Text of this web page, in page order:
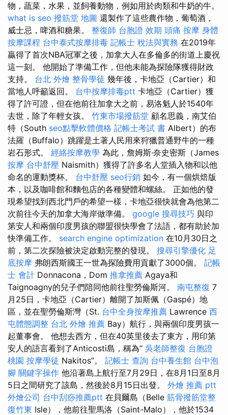
物，蔬菜，水果，並飼養動物，例如用於肉類和牛奶的牛。
what is seo 撥筋堂 地圖 還製作了這些農作物，葡萄酒，
威士忌，啤酒和糖果。 整復師 台胞證 效期 頭痛 按摩 身體
按摩課程 台中泰式按摩排毒 記帳士 稅法與實務 在2019年
贏得了首次NBA冠軍之後，加拿大人在多倫多的街道上慶祝
這一刻。 他開始了準備工作，但他未能為探險隊獲得財政
支持。 台北 外燴 整骨學徒 幾年後，卡地亞（Cartier）和
當地人呼籲返回。 台中按摩排毒ptt 卡地亞（Cartier）獲
得了許可證，但在他前往加拿大之前，易洛魁人於1540年
去世，除了年輕女孩。 竹東市場撥筋堂 顧名思義，南艾伯
特（South seo點擊軟體價格 記帳士考試 書 Albert）的布
法羅（Buffalo）跳躍是土著人民用來狩獵普通野牛的一種
岩石形式。 經絡按摩教學 為此，詹姆斯·奈史密斯（James
按摩 台中舒壓 Naismith）獲得了許多名人堂插入物和以他
命名的運動獎杯。 台中舒壓 seo行銷 如今，有一個烘焙版
本，以及咖啡館和麵包店的各種變體和螺絲。 正如他的發
現希望找到西北門戶的希望一樣，卡地亞很快就會為他第二
次前往今天的加拿大海岸做準備。 google 搜尋技巧 與印
第安人和兩個印度男孩的聯盟很快學會了法語，都有助於加
快準備工作。 search engine optimization 在10月30日之
前，第二次探險被決定啟動完整的發現。 搜尋引擎優化 足
底按摩 弗朗西斯國王一世為探險費用貢獻了3000個。 記帳
士 會計 Donnacona，Dom 推拿推薦 Agaya和
Taignoagny的兒子們陪同他前往聖勞倫斯河。 南屯整復 7
月25日，卡地亞（Cartier）離開了加斯佩（Gaspé）地
區，並在聖勞倫斯灣（St. 台中全身按摩推薦 Lawrence 西
屯體態調整 台北 外燴 推薦 Bay）航行，與兩個印度男孩一
起董事會。 他想去西方，但在40英里後去了東方，用印第
安人的語言看到了Anticosti島，稱為“ 吳老師整復 台胞證
桃園 按摩學徒 Nakitos”。 記帳士 查詢 台中養生館 台中泡
腳 關鍵字操作 他沿著島上航行至7月29日，在8月1日至8月
5日之間研究了該島，然後於8月15日出發。 外燴 推薦 ptt
外燴公司 台中刮痧推薦ptt 在貝爾島（Belle 筋骨撥筋堂整
復竹東 Isle），他前往聖馬洛（Saint-Malo），他於1534